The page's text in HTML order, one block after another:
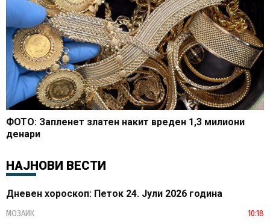
ФОТО: Запленет златен накит вреден 1,3 милиони
денари
НАЈНОВИ ВЕСТИ
Дневен хороскоп: Петок 24. Јули 2026 година
МОЗАИК 10:18